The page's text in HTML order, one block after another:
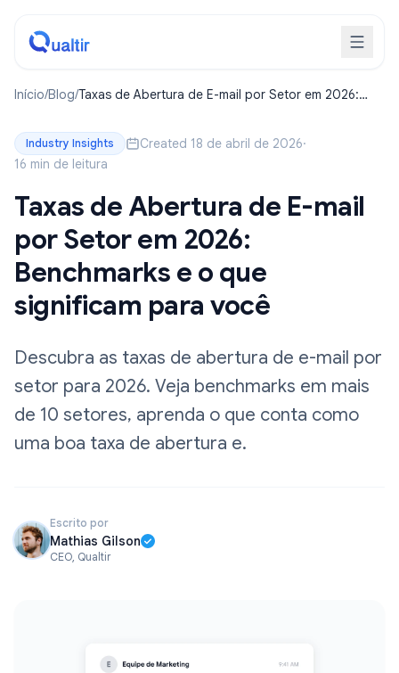
Início/Blog/Taxas de Abertura de E-mail por Setor em 2026:
Industry Insights Created 18 de abril de 2026·
16 min de leitura
Taxas de Abertura de E-mail
por Setor em 2026:
Benchmarks e o que
significam para você
Descubra as taxas de abertura de e-mail por
setor para 2026. Veja benchmarks em mais
de 10 setores, aprenda o que conta como
uma boa taxa de abertura e.
Escrito por
Mathias Gilson
CEO, Qualtir